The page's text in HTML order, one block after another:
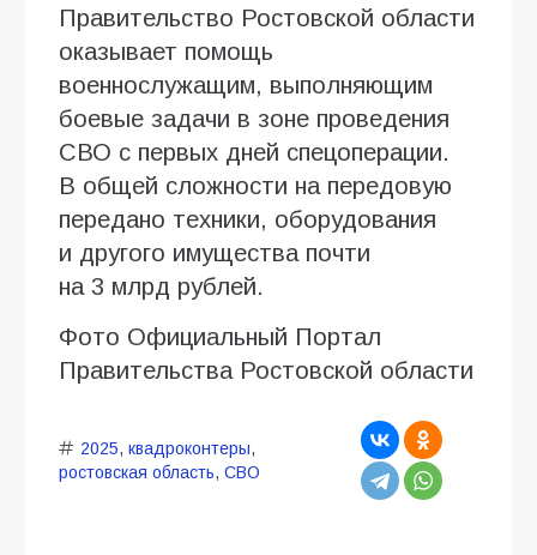
Правительство Ростовской области
оказывает помощь
военнослужащим, выполняющим
боевые задачи в зоне проведения
СВО с первых дней спецоперации.
В общей сложности на передовую
передано техники, оборудования
и другого имущества почти
на 3 млрд рублей.
Фото Официальный Портал
Правительства Ростовской области
2025, квадроконтеры,
ростовская область, СВО